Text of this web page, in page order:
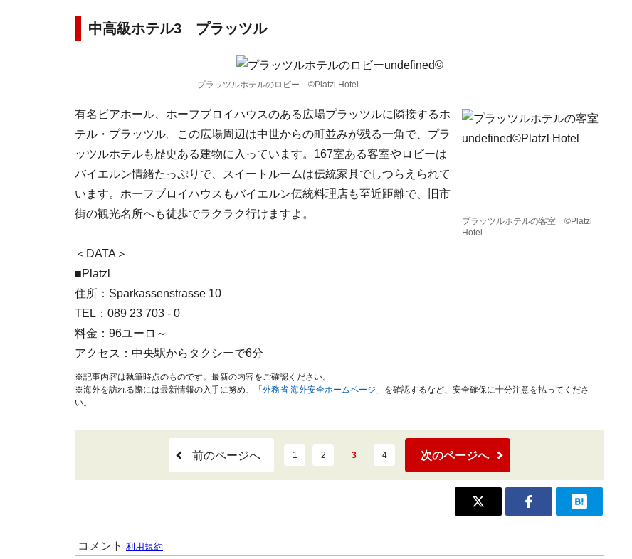
中高級ホテル3 プラッツル
プラッツルホテルのロビー ©Platzl Hotel
プラッツルホテルの客室 ©Platzl
Hotel
有名ビアホール、ホーフブロイハウスのある広場プラッツルに隣接するホ
テル・プラッツル。この広場周辺は中世からの町並みが残る一角で、プラ
ッツルホテルも歴史ある建物に入っています。167室ある客室やロビーは
バイエルン情緒たっぷりで、スイートルームは伝統家具でしつらえられて
います。ホーフブロイハウスもバイエルン伝統料理店も至近距離で、旧市
街の観光名所へも徒歩でラクラク行けますよ。
＜DATA＞
■Platzl
住所：Sparkassenstrasse 10
TEL：089 23 703 - 0
料金：96ユーロ～
アクセス：中央駅からタクシーで6分
※記事内容は執筆時点のものです。最新の内容をご確認ください。
※海外を訪れる際には最新情報の入手に努め、「 外務省 海外安全ホームページ 」を確認するなど、安全確保に十分注意を払ってくださ
い。
前のページへ 1 2 3 4 次のページへ